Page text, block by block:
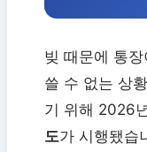
빚 때문에 통
쓸 수 없는 상
기 위해 2026
도가 시행됐습